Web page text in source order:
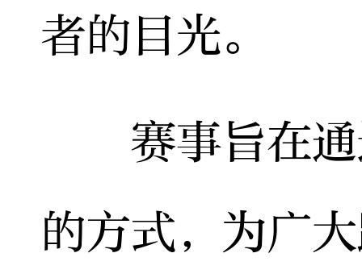
者的目光。
赛事旨在通
的方式，为广